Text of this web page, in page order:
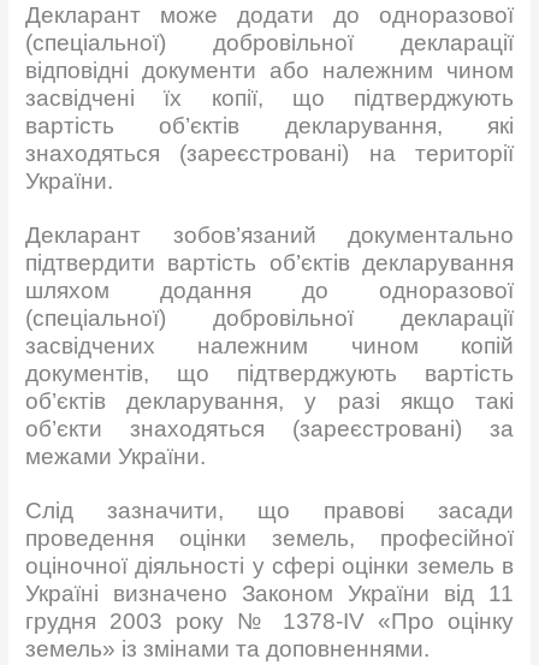
Декларант може додати до одноразової
(спеціальної) добровільної декларації
відповідні документи або належним чином
засвідчені їх копії, що підтверджують
вартість об’єктів декларування, які
знаходяться (зареєстровані) на території
України.
Декларант зобов’язаний документально
підтвердити вартість об’єктів декларування
шляхом додання до одноразової
(спеціальної) добровільної декларації
засвідчених належним чином копій
документів, що підтверджують вартість
об’єктів декларування, у разі якщо такі
об’єкти знаходяться (зареєстровані) за
межами України.
Слід зазначити, що правові засади
проведення оцінки земель, професійної
оціночної діяльності у сфері оцінки земель в
Україні визначено Законом України від 11
грудня 2003 року № 1378-IV «Про оцінку
земель» із змінами та доповненнями.